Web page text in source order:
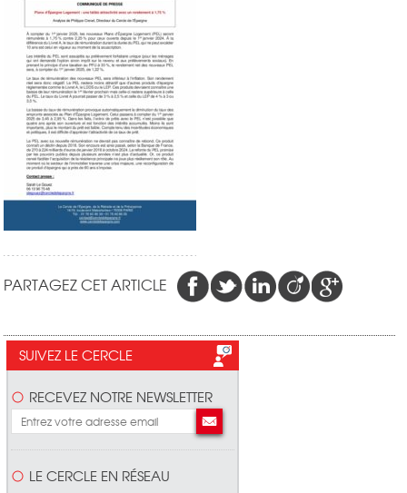
PARTAGEZ CET ARTICLE
SUIVEZ LE CERCLE
RECEVEZ NOTRE NEWSLETTER
LE CERCLE EN RÉSEAU